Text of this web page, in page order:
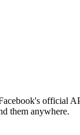
official
them anywhere.